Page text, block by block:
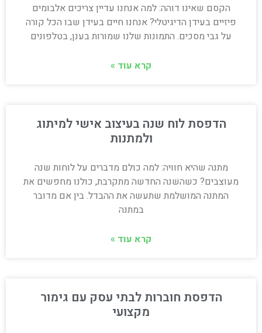
הקסם שאינו דוהה: למה אנחנו עדיין צריכים אלבומים
פיזיים בעידן הדיגיטלי? אנחנו חיים בעידן שבו הכל קורה
על גבי מסכים. התמונות שלנו שמורות בענן, בטלפונים
קרא עוד »
הדפסת לוח שנה בעיצוב אישי למיתוג
ולמתנות
מתנה שהיא חוויה: למה כולם מדברים על לוחות שנה
מעוצבים? כשהשנה החדשה מתקרבת, כולנו מחפשים את
המתנה המושלמת שתעשה את ההבדל. בין אם מדובר
במתנה
קרא עוד »
הדפסת חוברות לבתי עסק עם גימור
מקצועי